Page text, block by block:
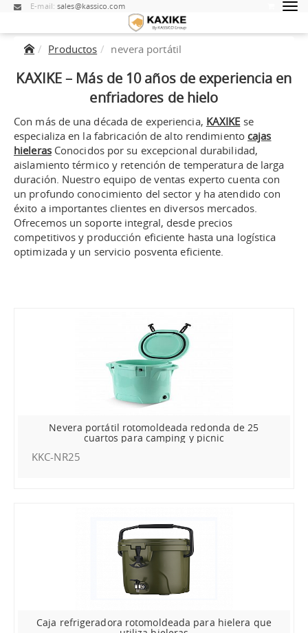
E-mail:sales@kassico.com
Productos nevera portátil
KAXIKE – Más de 10 años de experiencia en
enfriadores de hielo
Con más de una década de experiencia, KAXIKE se
especializa en la fabricación de alto rendimientocajas
hielerasConocidos por su excepcional durabilidad,
aislamiento térmico y retención de temperatura de larga
duración. Nuestro equipo de ventas experto cuenta con
un profundo conocimiento del sector y ha atendido con
éxito a importantes clientes en diversos mercados.
Ofrecemos un soporte integral, desde precios
competitivos y producción eficiente hasta una logística
optimizada y un servicio posventa eficiente.
Nevera portátil rotomoldeada redonda de 25
cuartos para camping y picnic
KKC-NR25
Caja refrigeradora rotomoldeada para hielera que